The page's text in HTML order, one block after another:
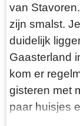
van
zijn smalst.
duidelijk
Gaasterland
kom er
gisteren met
paar huisjes